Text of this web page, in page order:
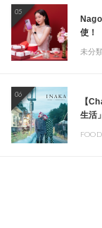
05
使！
未分
06
【
生活
FOOD